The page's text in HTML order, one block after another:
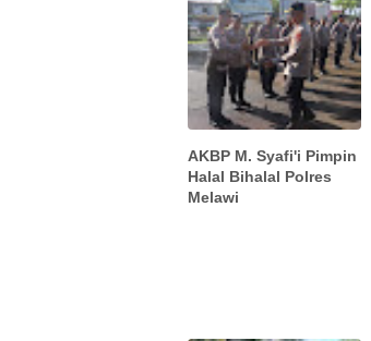
AKBP M. Syafi'i Pimpin
Halal Bihalal Polres
Melawi